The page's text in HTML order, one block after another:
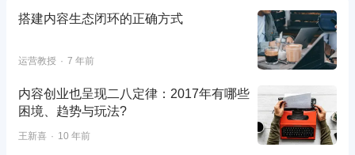
搭建内容生态闭环的正确方式
运营教授 7 年前
内容创业也呈现二八定律：2017年有哪些
困境、趋势与玩法?
王新喜 10 年前